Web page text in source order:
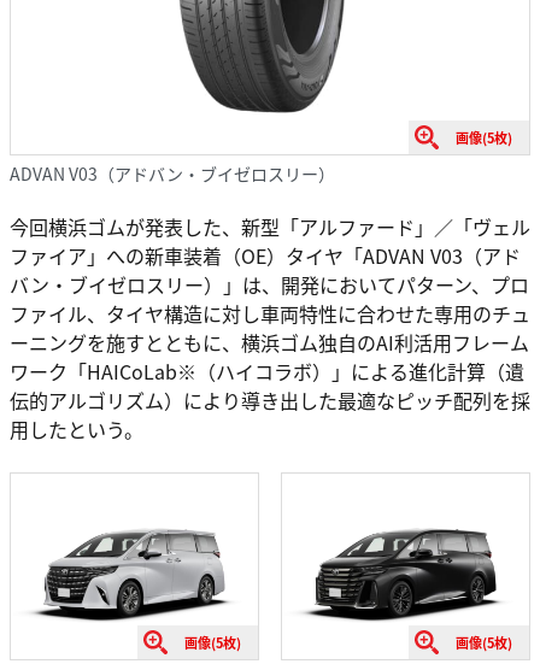
画像(5枚)
ADVAN V03（アドバン・ブイゼロスリー）
今回横浜ゴムが発表した、新型「アルファード」／「ヴェル
ファイア」への新車装着（OE）タイヤ「ADVAN V03（アド
バン・ブイゼロスリー）」は、開発においてパターン、プロ
ファイル、タイヤ構造に対し車両特性に合わせた専用のチュ
ーニングを施すとともに、横浜ゴム独自のAI利活用フレーム
ワーク「HAICoLab※（ハイコラボ）」による進化計算（遺
伝的アルゴリズム）により導き出した最適なピッチ配列を採
用したという。
画像(5枚) 画像(5枚)